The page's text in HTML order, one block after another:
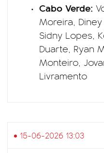
Cabo Verde:
Moreira,
Sidny Lopes,
Duarte, Ryan
Monteiro,
Livramento
15-06-2026 13:03